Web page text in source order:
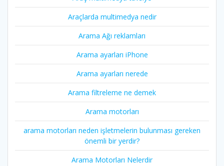
Araçlarda multimedya nedir
Arama Ağı reklamları
Arama ayarları iPhone
Arama ayarları nerede
Arama filtreleme ne demek
Arama motorları
arama motorları neden işletmelerin bulunması gereken
önemli bir yerdir?
Arama Motorları Nelerdir